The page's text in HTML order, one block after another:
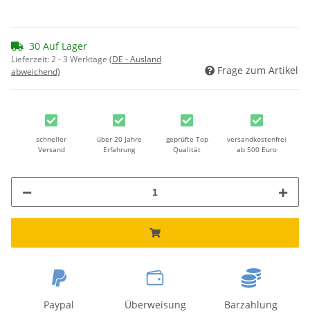
30 Auf Lager
Lieferzeit:2 - 3 Werktage (DE - Ausland
abweichend)
Frage zum Artikel
schneller
Versand
über 20 Jahre
Erfahrung
geprüfte Top
Qualität
versandkostenfrei
ab 500 Euro
Paypal Überweisung Barzahlung